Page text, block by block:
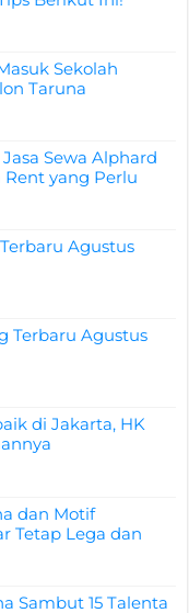
Sekolah
Taruna
Sewa Alphard
yang Perlu
Agustus
Terbaru Agustus
di Jakarta, HK
dan Motif
Tetap Lega dan
Sambut 15 Talenta